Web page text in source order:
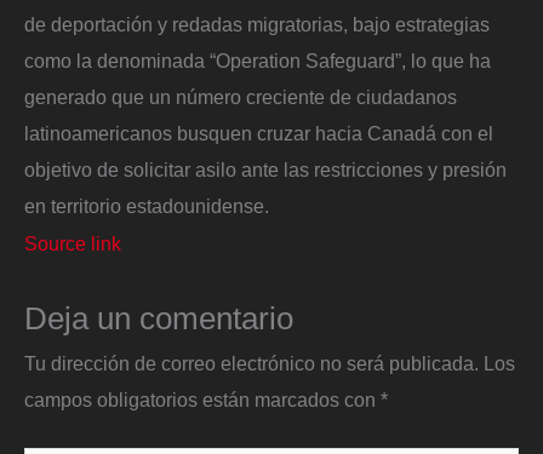
de deportación y redadas migratorias, bajo estrategias
como la denominada “Operation Safeguard”, lo que ha
generado que un número creciente de ciudadanos
latinoamericanos busquen cruzar hacia Canadá con el
objetivo de solicitar asilo ante las restricciones y presión
en territorio estadounidense.
Source link
Deja un comentario
Tu dirección de correo electrónico no será publicada. Los
campos obligatorios están marcados con *